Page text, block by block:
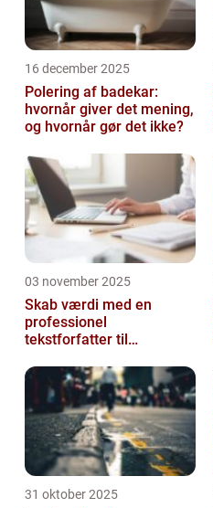
16 december 2025
Polering af badekar:
hvornår giver det mening,
og hvornår gør det ikke?
03 november 2025
Skab værdi med en
professionel
tekstforfatter til
31 oktober 2025